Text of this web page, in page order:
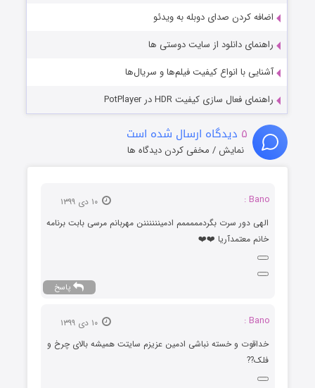
اضافه کردن صدای دوبله به ویدئو
راهنمای دانلود از سایت دوستی ها
آشنایی با انواع کیفیت فیلم‌ها و سریال‌ها
راهنمای فعال سازی کیفیت HDR در PotPlayer
۵ دیدگاه ارسال شده است
نمایش / مخفی کردن دیدگاه ها
Bano :
۱۰ دی ۱۳۹۹
الهی دور سرت بگردمممممم ادمیننننننن مهربانم مرسی بابت برنامه
خانم معتمدآریا ❤️❤️
پاسخ
Bano :
۱۰ دی ۱۳۹۹
خداقوت و خسته نباشی ادمین عزیزم سایتت همیشه بالای چرخ و
فلک??